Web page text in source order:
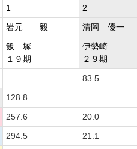
1 2
岩元 毅 清岡 優一
飯 塚
１９期
伊勢崎
２９期
83.5
128.8
257.6 20.0
294.5 21.1